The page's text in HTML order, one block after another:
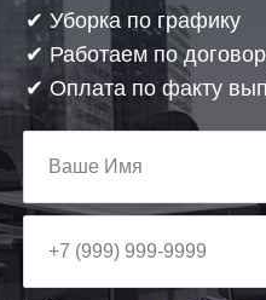
✔ Уборка по графику
✔ Оплата по факту
✔ Работаем по